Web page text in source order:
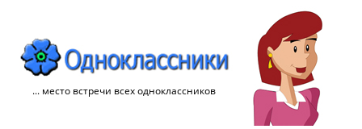
... место встречи всех одноклассников